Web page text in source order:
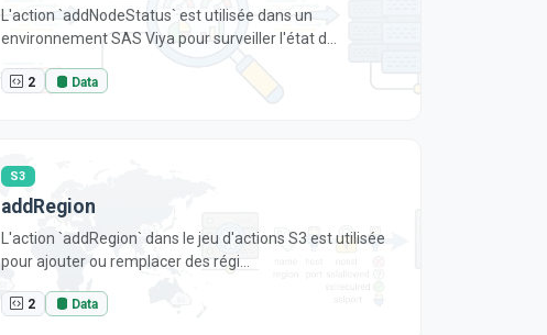
L'action `addNodeStatus` est utilisée dans un
environnement SAS Viya pour surveiller l'état d...
2 Data
S3
addRegion
L'action `addRegion` dans le jeu d'actions S3 est utilisée
pour ajouter ou remplacer des régi...
2 Data